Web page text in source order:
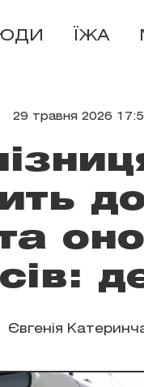
ЇЖА
29 травня 2026
Євгенія